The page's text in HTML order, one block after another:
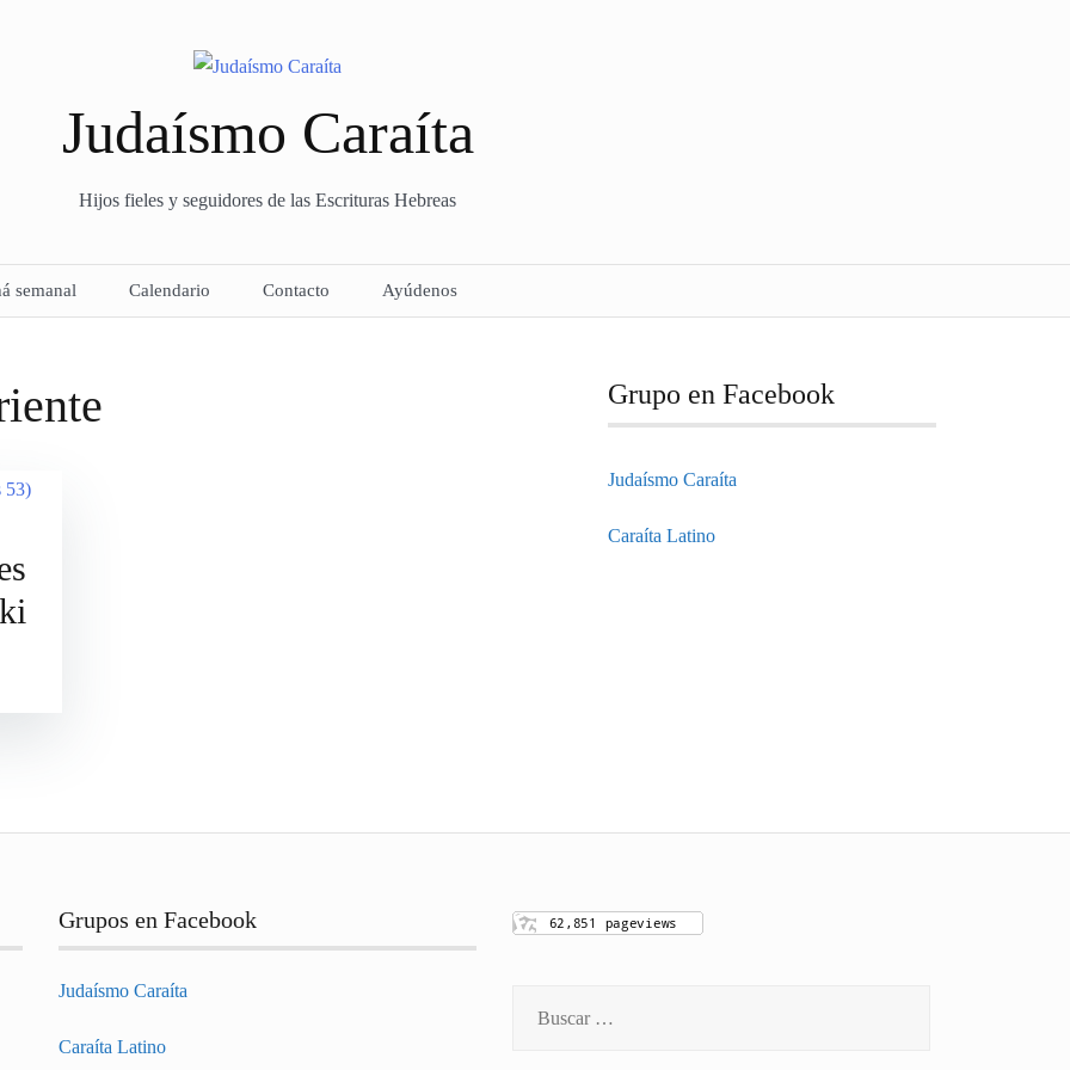
Judaísmo Caraíta
Hijos fieles y seguidores de las Escrituras Hebreas
Proceso de curso –
semanal Calendario Contacto Ayúdenos
Grupo en Facebook
Judaísmo Caraíta
Caraíta Latino
Grupos en Facebook
Judaísmo Caraíta
Caraíta Latino